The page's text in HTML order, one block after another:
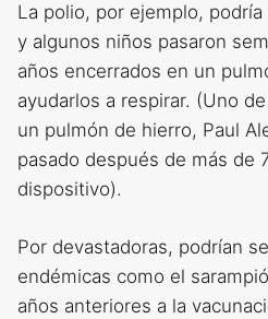
La polio, por ejemplo,
y algunos niños pasaron
años encerrados en un
ayudarlos a respirar. (Uno
un pulmón de hierro, Paul
pasado después de más de
dispositivo).
Por devastadoras, podrían
endémicas como el
años anteriores a la